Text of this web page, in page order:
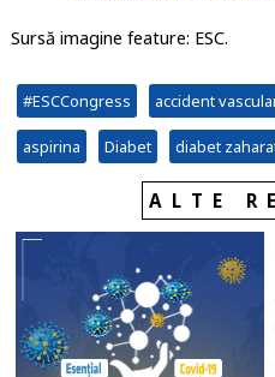
Sursă imagine feature: ESC.
#ESCCongress accident
aspirina Diabet diabet
ALTE